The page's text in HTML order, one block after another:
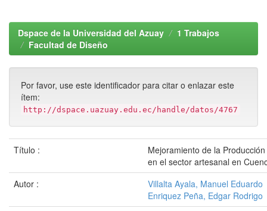
Dspace de la Universidad del Azuay
1 Trabajos
Facultad de Diseño
Por favor, use este identificador para citar o enlazar este
ítem:
http://dspace.uazuay.edu.ec/handle/datos/4767
Título :
Mejoramiento de la
en el sector artesanal en
Autor :
Villalta Ayala, Manuel Eduardo
Enriquez Peña, Edgar Rodrigo